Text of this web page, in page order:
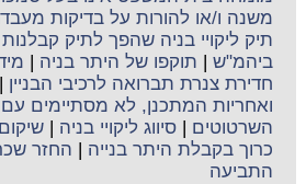
משנה ו/או להורות על בדיקות
תיק ליקויי בניה שהפך לתיק
ביהמ"ש
תוקפו של היתר בניה
חדירת צנרת תברואה לרכיבי הבניין
ואחריות המתכנן, לא מסתיימים
השרטוטים |סיווג ליקויי בניה |
כרוך בקבלת היתר בנייה
החזר
התביעה